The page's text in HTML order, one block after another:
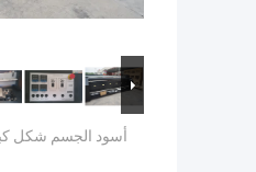
أسود الجسم شكل